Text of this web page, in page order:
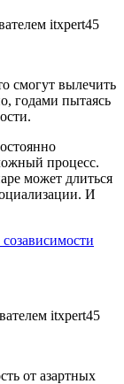
itxpert45
смогут вылечить
годами пытаясь
процесс.
может длиться
И
itxpert45
от азартных